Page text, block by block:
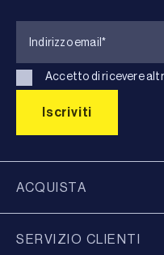
Accetto di ricevere
ACQUISTA
SERVIZIO CLIENTI